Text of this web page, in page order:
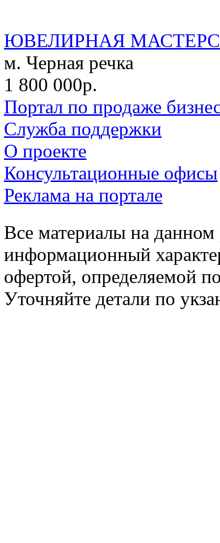
ЮВЕЛИРНАЯ
м. Черная речка
1 800 000р.
Портал по продаже
Служба поддержки
О проекте
Консультационные офисы
Реклама на портале
Все материалы на данном
информационный
офертой, определяемой
Уточняйте детали по